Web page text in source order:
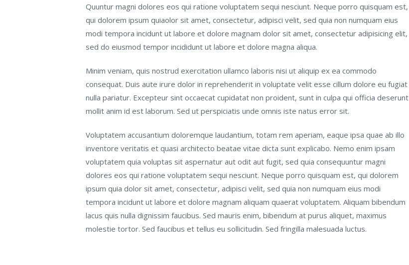
Quuntur magni dolores eos qui ratione voluptatem sequi nesciunt. Neque porro quisquam est,
qui dolorem ipsum quiaolor sit amet, consectetur, adipisci velit, sed quia non numquam eius
modi tempora incidunt ut labore et dolore magnam dolor sit amet, consectetur adipisicing elit,
sed do eiusmod tempor incididunt ut labore et dolore magna aliqua.
Minim veniam, quis nostrud exercitation ullamco laboris nisi ut aliquip ex ea commodo
consequat. Duis aute irure dolor in reprehenderit in voluptate velit esse cillum dolore eu fugiat
nulla pariatur. Excepteur sint occaecat cupidatat non proident, sunt in culpa qui officia deserunt
mollit anim id est laborum. Sed ut perspiciatis unde omnis iste natus error sit.
Voluptatem accusantium doloremque laudantium, totam rem aperiam, eaque ipsa quae ab illo
inventore veritatis et quasi architecto beatae vitae dicta sunt explicabo. Nemo enim ipsam
voluptatem quia voluptas sit aspernatur aut odit aut fugit, sed quia consequuntur magni
dolores eos qui ratione voluptatem sequi nesciunt. Neque porro quisquam est, qui dolorem
ipsum quia dolor sit amet, consectetur, adipisci velit, sed quia non numquam eius modi
tempora incidunt ut labore et dolore magnam aliquam quaerat voluptatem. Aliquam bibendum
lacus quis nulla dignissim faucibus. Sed mauris enim, bibendum at purus aliquet, maximus
molestie tortor. Sed faucibus et tellus eu sollicitudin. Sed fringilla malesuada luctus.